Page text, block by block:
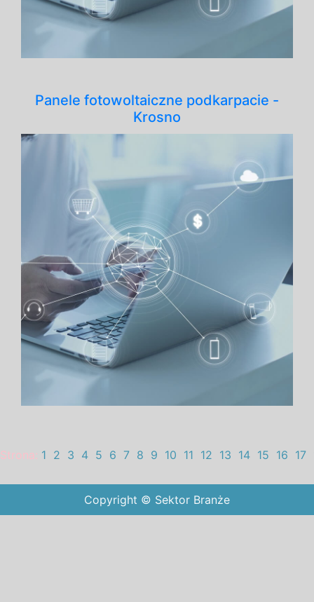
Panele fotowoltaiczne podkarpacie -
Krosno
Strona: 1 2 3 4 5 6 7 8 9 10 11 12 13 14 15 16 17
Copyright © Sektor Branże